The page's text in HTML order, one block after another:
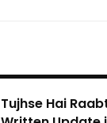
Tujhse Hai